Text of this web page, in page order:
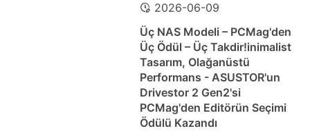
2026-06-09
Üç NAS Modeli – PCMag'den
Üç Ödül – Üç Takdir!inimalist
Tasarım, Olağanüstü
Performans - ASUSTOR'un
Drivestor 2 Gen2'si
PCMag'den Editörün Seçimi
Ödülü Kazandı